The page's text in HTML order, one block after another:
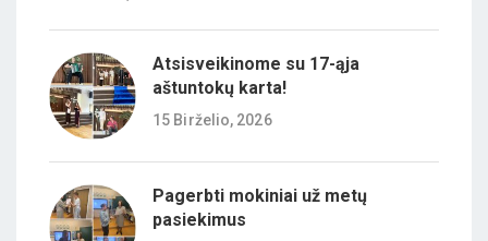
Atsisveikinome su 17-ąja
aštuntokų karta!
15 Birželio, 2026
Pagerbti mokiniai už metų
pasiekimus